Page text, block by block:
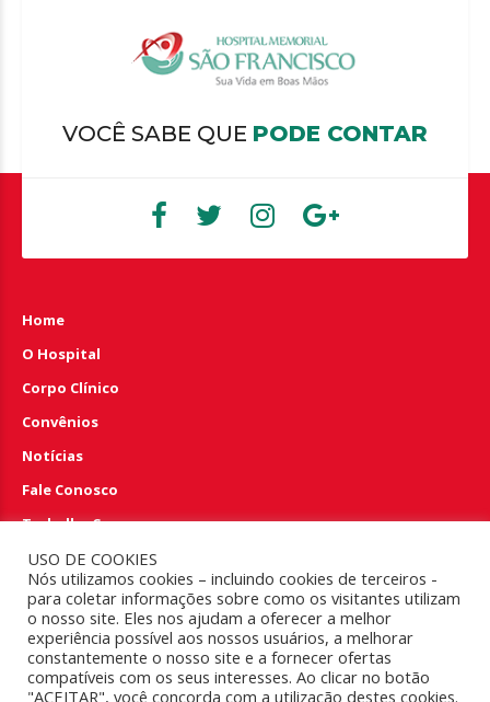
VOCÊ SABE QUE PODE CONTAR
Home
O Hospital
Corpo Clínico
Convênios
Notícias
Fale Conosco
Trabalhe Conosco
Perguntas e Respostas
EMERGÊNCIA 24HS
(83) 4009.6100
USO DE COOKIES
Nós utilizamos cookies – incluindo cookies de terceiros -
para coletar informações sobre como os visitantes utilizam
o nosso site. Eles nos ajudam a oferecer a melhor
experiência possível aos nossos usuários, a melhorar
constantemente o nosso site e a fornecer ofertas
compatíveis com os seus interesses. Ao clicar no botão
"ACEITAR", você concorda com a utilização destes cookies.